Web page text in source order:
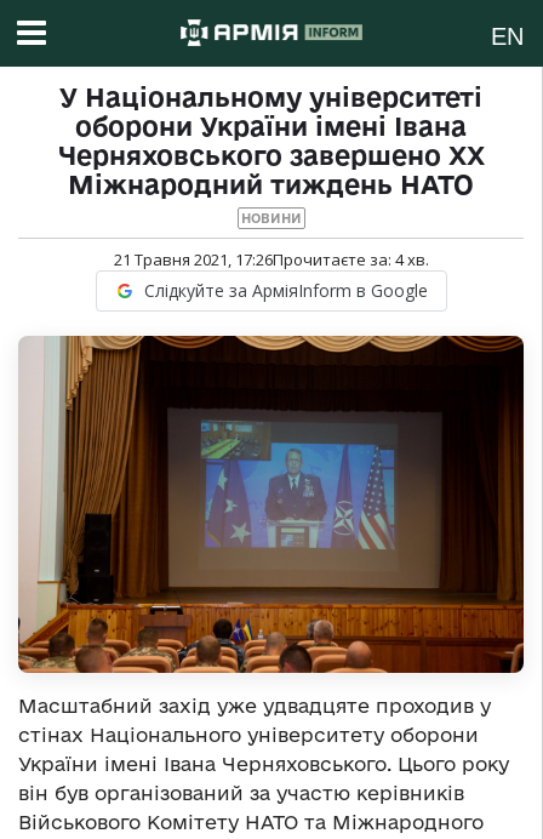
EN
У Національному університеті
оборони України імені Івана
Черняховського завершено ХХ
Міжнародний тиждень НАТО
НОВИНИ
21 Травня 2021, 17:26Прочитаєте за: 4хв.
Слідкуйте за АрміяInform в Google
Масштабний захід уже удвадцяте проходив у
стінах Національного університету оборони
України імені Івана Черняховського. Цього року
він був організований за участю керівників
Військового Комітету НАТО та Міжнародного